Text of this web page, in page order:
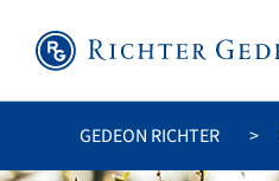
GEDEON RICHTER